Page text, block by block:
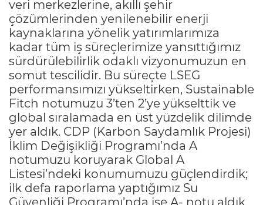
veri merkezlerine, akıllı şehir
çözümlerinden yenilenebilir enerji
kaynaklarına yönelik yatırımlarımıza
kadar tüm iş süreçlerimize yansıttığımız
sürdürülebilirlik odaklı vizyonumuzun en
somut tescilidir. Bu süreçte LSEG
performansımızı yükseltirken, Sustainable
Fitch notumuzu 3’ten 2’ye yükselttik ve
global sıralamada en üst yüzdelik dilimde
yer aldık. CDP (Karbon Saydamlık Projesi)
İklim Değişikliği Programı’nda A
notumuzu koruyarak Global A
Listesi’ndeki konumumuzu güçlendirdik;
ilk defa raporlama yaptığımız Su
Güvenliği Programı’nda ise A- notu aldık.